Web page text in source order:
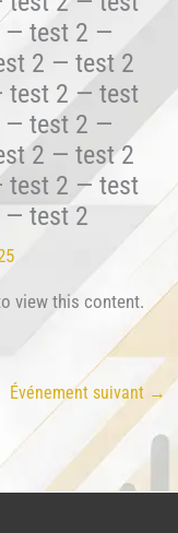
view this content.
Événement suivant →